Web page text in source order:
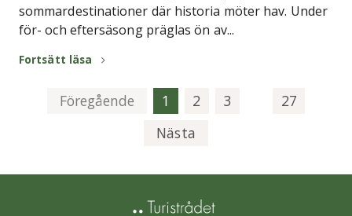
sommardestinationer där historia möter hav. Under
för- och eftersäsong präglas ön av...
Fortsätt läsa
Föregående 1 2 3
27
Nästa